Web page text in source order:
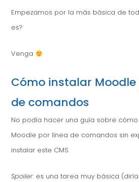
Empezamos por la más básica de
es?
Venga
Cómo instalar
de comandos
No podía hacer una guía sobre
Moodle por línea de comandos sin
instalar este CMS.
Spoiler: es una tarea muy básica